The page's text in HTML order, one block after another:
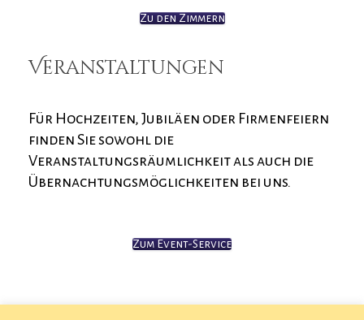
Zu den Zimmern
Veranstaltungen
Für Hochzeiten, Jubiläen oder Firmenfeiern
finden Sie sowohl die
Veranstaltungsräumlichkeit als auch die
Übernachtungsmöglichkeiten bei uns.
Zum Event-Service